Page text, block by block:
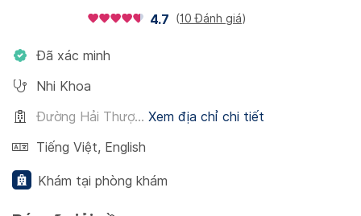
4.7 (10 Đánh giá)
Đã xác minh
Nhi Khoa
Đường Hải Thượ... Xem địa chỉ chi tiết
Tiếng Việt, English
Khám tại phòng khám